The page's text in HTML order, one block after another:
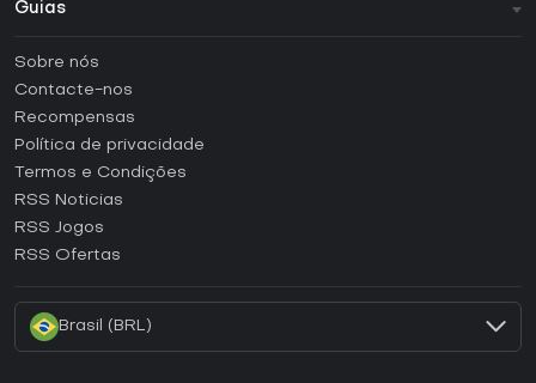
Guias
Como ativar uma CD Key Steam?
Como ativar uma CD Key Epic Games?
Como ativar uma CD Key GOG?
Como ativar uma CD Key Ubisoft Connect?
Sobre nós
Contacte-nos
Recompensas
Política de privacidade
Termos e Condições
RSS Noticias
RSS Jogos
RSS Ofertas
Brasil (BRL)